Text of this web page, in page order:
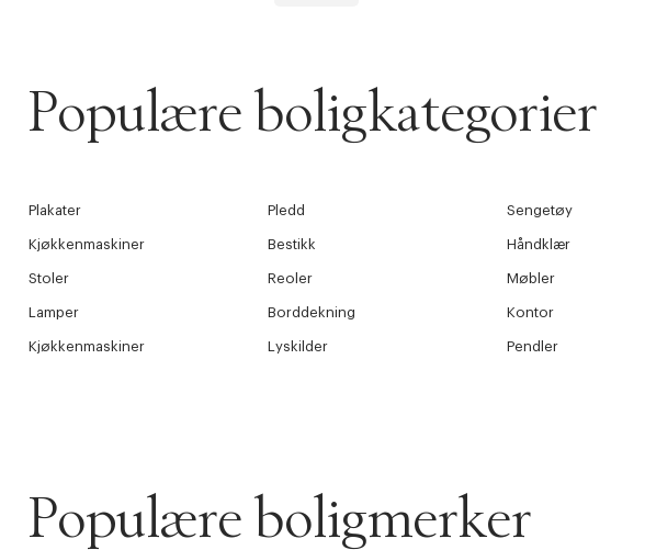
Forrige
Populære boligkategorier
Plakater Pledd Sengetøy
Kjøkkenmaskiner Bestikk Håndklær
Stoler Reoler Møbler
Lamper Borddekning Kontor
Kjøkkenmaskiner Lyskilder Pendler
Populære boligmerker
Levering innen 2-5 virkedager.
Få 10% på ditt første kjøp som
Øv vi kan desværre ikke vise dig
videoen.